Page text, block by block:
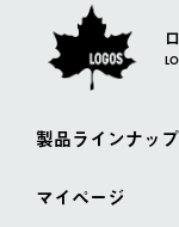
製品ラインナップ
マイページ